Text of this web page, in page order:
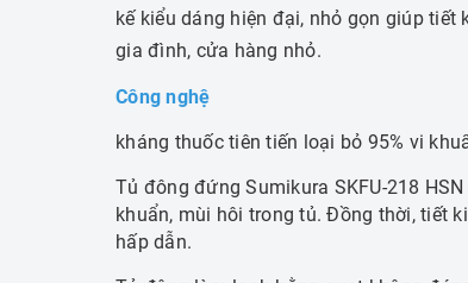
kế kiểu dáng hiện đại, nhỏ gọn giúp tiết
gia đình, cửa hàng nhỏ.
Công nghệ
kháng thuốc tiên tiến loại bỏ 95% vi
Tủ đông đứng Sumikura SKFU-218
khuẩn, mùi hôi trong tủ.Đồng thời, tiết
hấp dẫn.